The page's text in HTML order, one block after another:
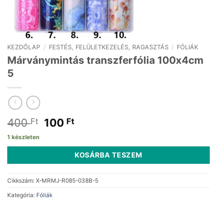
KEZDŐLAP / FESTÉS, FELÜLETKEZELÉS, RAGASZTÁS / FÓLIÁK
Márványmintás transzferfólia 100x4cm
5
400Ft
Original
was:
400 Ft.
100 FtCurrent
is:
100 Ft.
1 készleten
KOSÁRBA TESZEM
Cikkszám: X-MRMJ-R085-038B-5
Kategória: Fóliák